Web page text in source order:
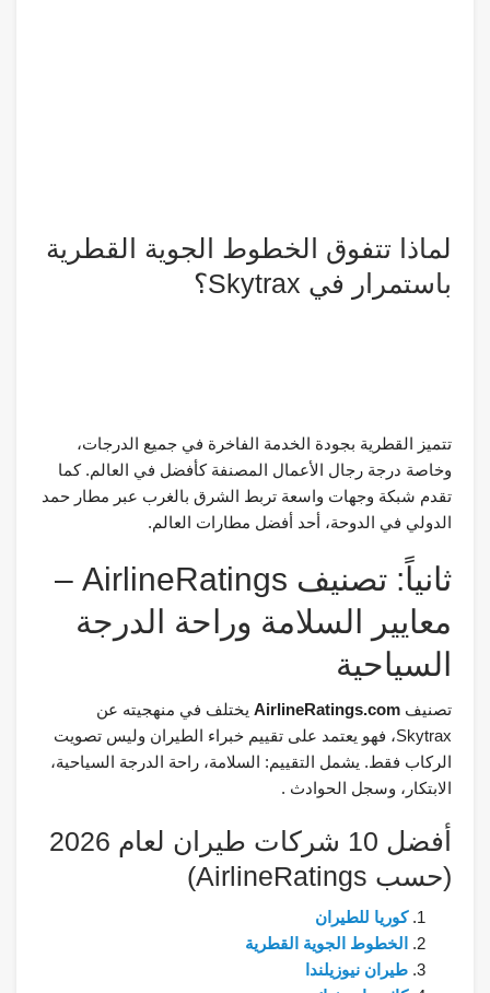
لماذا تتفوق الخطوط الجوية القطرية
باستمرار في Skytrax؟
تتميز القطرية بجودة الخدمة الفاخرة في جميع الدرجات،
وخاصة درجة رجال الأعمال المصنفة كأفضل في العالم. كما
تقدم شبكة وجهات واسعة تربط الشرق بالغرب عبر مطار حمد
الدولي في الدوحة، أحد أفضل مطارات العالم.
ثانياً: تصنيف AirlineRatings –
معايير السلامة وراحة الدرجة
السياحية
تصنيف AirlineRatings.com يختلف في منهجيته عن
Skytrax، فهو يعتمد على تقييم خبراء الطيران وليس تصويت
الركاب فقط. يشمل التقييم: السلامة، راحة الدرجة السياحية،
الابتكار، وسجل الحوادث .
أفضل 10 شركات طيران لعام 2026
(حسب AirlineRatings)
كوريا للطيران
الخطوط الجوية القطرية
طيران نيوزيلندا